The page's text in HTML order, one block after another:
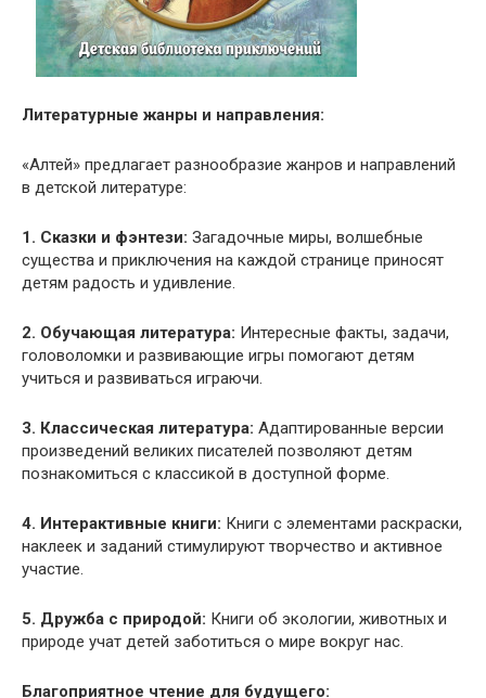
Литературные жанры и направления:
«Алтей» предлагает разнообразие жанров и направлений
в детской литературе:
1. Сказки и фэнтези: Загадочные миры, волшебные
существа и приключения на каждой странице приносят
детям радость и удивление.
2. Обучающая литература: Интересные факты, задачи,
головоломки и развивающие игры помогают детям
учиться и развиваться играючи.
3. Классическая литература: Адаптированные версии
произведений великих писателей позволяют детям
познакомиться с классикой в доступной форме.
4. Интерактивные книги: Книги с элементами раскраски,
наклеек и заданий стимулируют творчество и активное
участие.
5. Дружба с природой: Книги об экологии, животных и
природе учат детей заботиться о мире вокруг нас.
Благоприятное чтение для будущего: